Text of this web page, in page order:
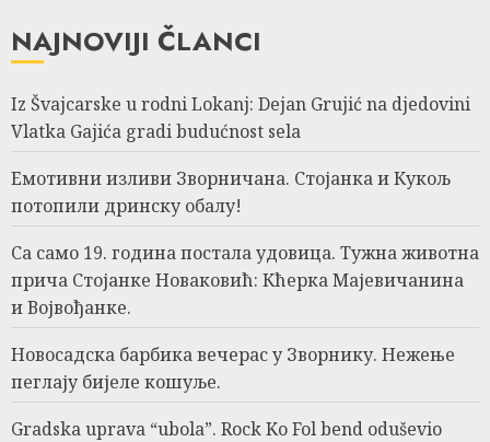
NAJNOVIJI ČLANCI
Iz Švajcarske u rodni Lokanj: Dejan Grujić na djedovini
Vlatka Gajića gradi budućnost sela
Емотивни изливи Зворничана. Стојанка и Кукољ
потопили дринску обалу!
Са само 19. година постала удовица. Тужна животна
прича Стојанке Новаковић: Кћерка Мајевичанина
и Војвођанке.
Новосадска барбика вечерас у Зворнику. Нежење
пеглају бијеле кошуље.
Gradska uprava “ubola”. Rock Ko Fol bend oduševio